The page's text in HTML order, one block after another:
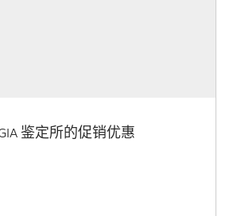
鉴定所的促销优惠